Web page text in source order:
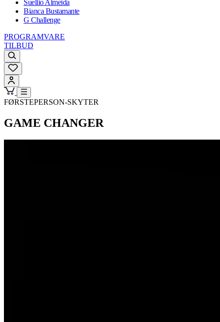
Suellio Almeida
Bianca Bustamante
G Challenge
PROGRAMVARE
TILBUD
FØRSTEPERSON-SKYTER
GAME CHANGER